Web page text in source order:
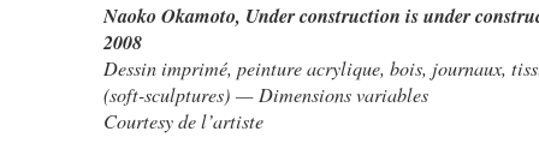
Naoko Okamoto, Under construction is under
2008
Dessin imprimé, peinture acrylique, bois, journaux,
(soft-sculptures) — Dimensions variables
Courtesy de l’artiste